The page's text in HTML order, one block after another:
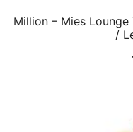
Million – Mies
/